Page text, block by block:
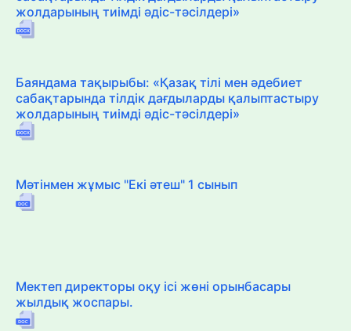
жолдарының тиімді әдіс-тәсілдері»
Баяндама тақырыбы: «Қазақ тілі мен әдебиет
сабақтарында тілдік дағдыларды қалыптастыру
жолдарының тиімді әдіс-тәсілдері»
Мәтінмен жұмыс "Екі әтеш" 1 сынып
Мектеп директоры оқу ісі жөні орынбасары
жылдық жоспары.